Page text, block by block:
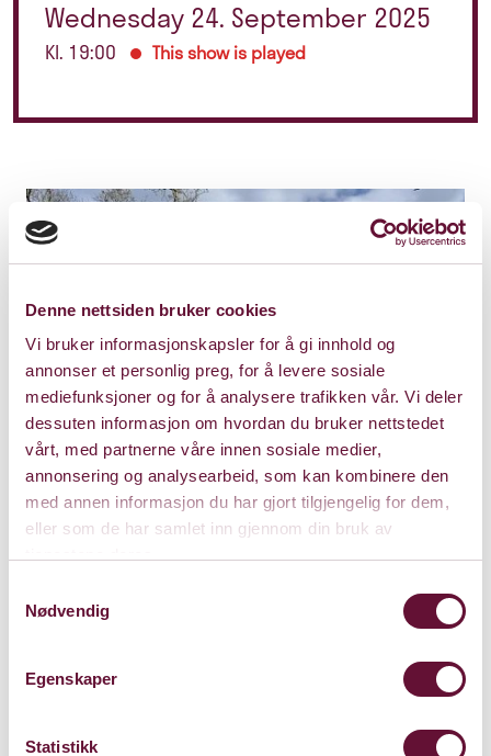
Denne nettsiden bruker cookies
Vi bruker informasjonskapsler for å gi innhold og
annonser et personlig preg, for å levere sosiale
mediefunksjoner og for å analysere trafikken vår. Vi deler
dessuten informasjon om hvordan du bruker nettstedet
vårt, med partnerne våre innen sosiale medier,
annonsering og analysearbeid, som kan kombinere den
med annen informasjon du har gjort tilgjengelig for dem,
eller som de har samlet inn gjennom din bruk av
Nødvendig
Egenskaper
Statistikk
Wednesday 24. September 2025
Kl. 19:00 This show is played
Presterud gård
Gamle Ringeriksvei 49
Kart
Om Presterud gård